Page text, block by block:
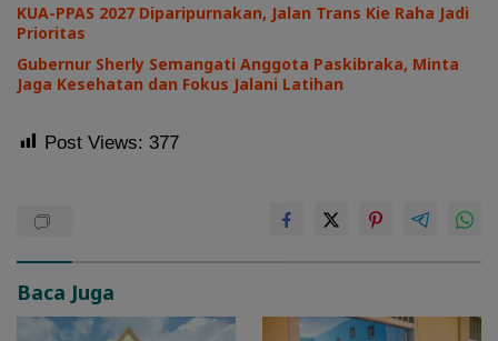
KUA-PPAS 2027 Diparipurnakan, Jalan Trans Kie Raha Jadi
Prioritas
Gubernur Sherly Semangati Anggota Paskibraka, Minta
Jaga Kesehatan dan Fokus Jalani Latihan
Post Views: 377
Baca Juga